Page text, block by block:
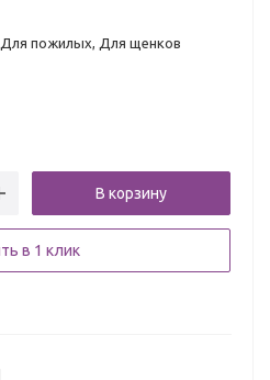
пожилых, Для щенков
В корзину
в 1 клик